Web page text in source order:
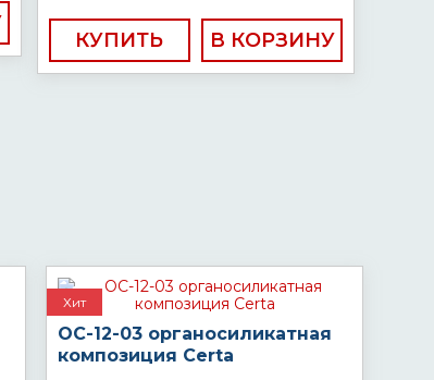
КУПИТЬ
Хит
ОС-12-03 органосиликатная
композиция Certa